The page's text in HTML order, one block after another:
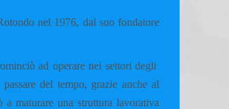
nel 1976, dal suo fondatore
ad operare nei settori degli
del tempo, grazie anche al
maturare una struttura lavorativa